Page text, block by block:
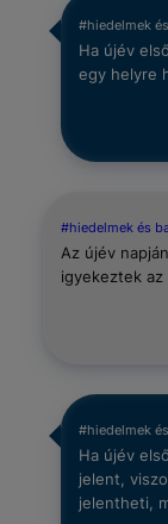
#hiedelmek
Ha újév
egy helyre
#hiedelmek és
Az újév
igyekeztek
#hiedelmek
Ha újév
jelent,
jelentheti,